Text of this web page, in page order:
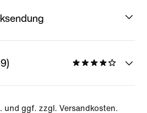
und ggf. zzgl. Versandkosten.